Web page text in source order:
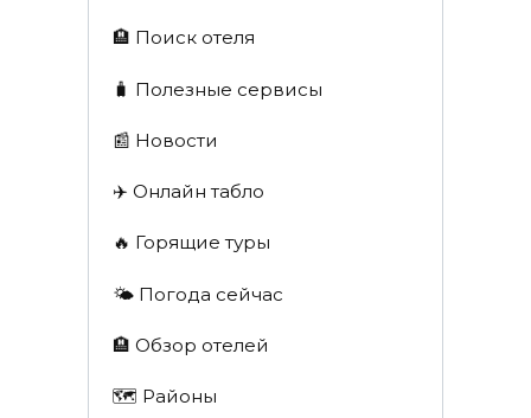
🏨 Поиск отеля
🧳 Полезные сервисы
📰 Новости
✈️ Онлайн табло
🔥 Горящие туры
🌤️ Погода сейчас
🏨 Обзор отелей
🗺 Районы